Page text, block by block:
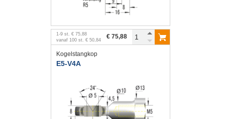
1 -9 st. € 75,88
vanaf 100 st. € 50,84 € 75,88
Kogelstangkop
E5-V4A